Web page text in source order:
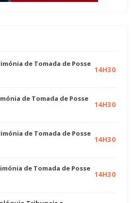
de Tomada de Posse
14H30
de Tomada de Posse
14H30
de Tomada de Posse
14H30
de Tomada de Posse
14H30